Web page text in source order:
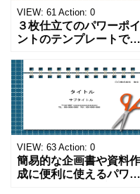
VIEW: 61 Action: 0
３枚仕立てのパワーポイ
ントのテンプレートで
ペンのワンポイントイラ
ストが描かれています。
ご案内やお知らせなど簡
単な資料を時短で作成で
きる便利なフォーマット
になります。 文房具好
の方、掲示ポスターを作
成をされたい方におす
VIEW: 63 Action: 0
簡易的な企画書や資料作
成に便利に使えるパワー